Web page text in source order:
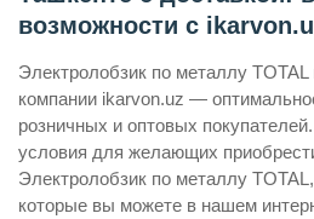
возможности с
Электролобзик по металлу TOTAL
компании ikarvon.uz —
розничных и оптовых
условия для желающих
Электролобзик по металлу
которые вы можете в нашем